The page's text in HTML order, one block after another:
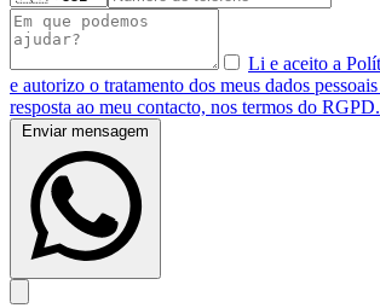
Li e aceito a
e autorizo o tratamento dos meus dados
resposta ao meu contacto, nos termos do RGPD.